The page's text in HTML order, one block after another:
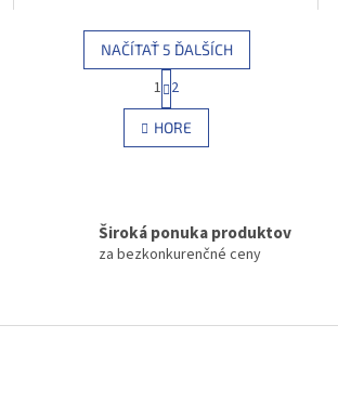
O
v
l
i
e
v
NAČÍTAŤ 5 ĎALŠÍCH
S
t
r
á
n
n
i
1 2
HORE
Široká ponuka produktov
za bezkonkurenčné ceny